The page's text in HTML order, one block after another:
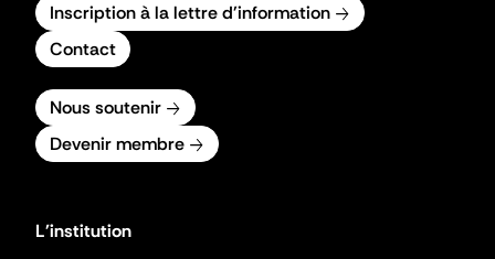
Inscription à la lettre d'information
Contact
Nous soutenir
Devenir membre
L'institution